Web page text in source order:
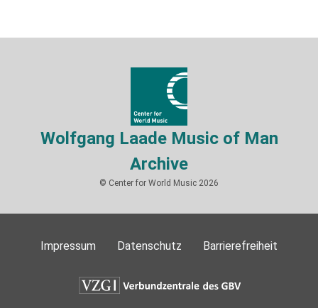
Wolfgang Laade Music of Man
Archive
© Center for World Music 2026
Impressum Datenschutz Barrierefreiheit